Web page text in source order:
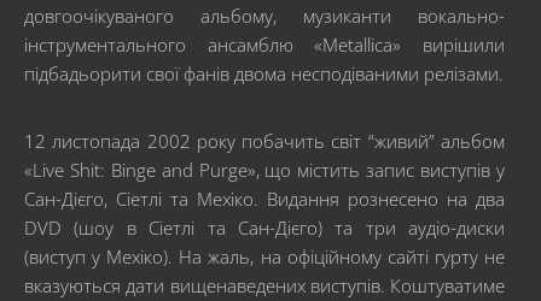
довгоочікуваного альбому, музиканти вокально-
інструментального ансамблю «Metallica» вирішили
підбадьорити свої фанів двома несподіваними релізами.
12 листопада 2002 року побачить світ “живий” альбом
«Live Shit: Binge and Purge», що містить запис виступів у
Сан-Дієго, Сіетлі та Мехіко. Видання рознесено на два
DVD (шоу в Сіетлі та Сан-Дієго) та три аудіо-диски
(виступ у Мехіко). На жаль, на офіційному сайті гурту не
вказуються дати вищенаведених виступів. Коштуватиме